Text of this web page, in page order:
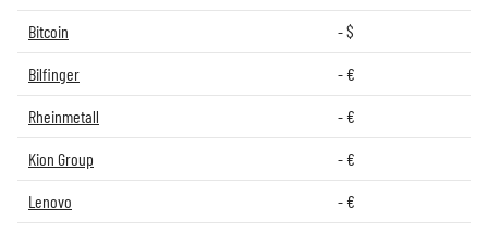
Bitcoin -$
Bilfinger -€
Rheinmetall -€
Kion Group -€
Lenovo -€